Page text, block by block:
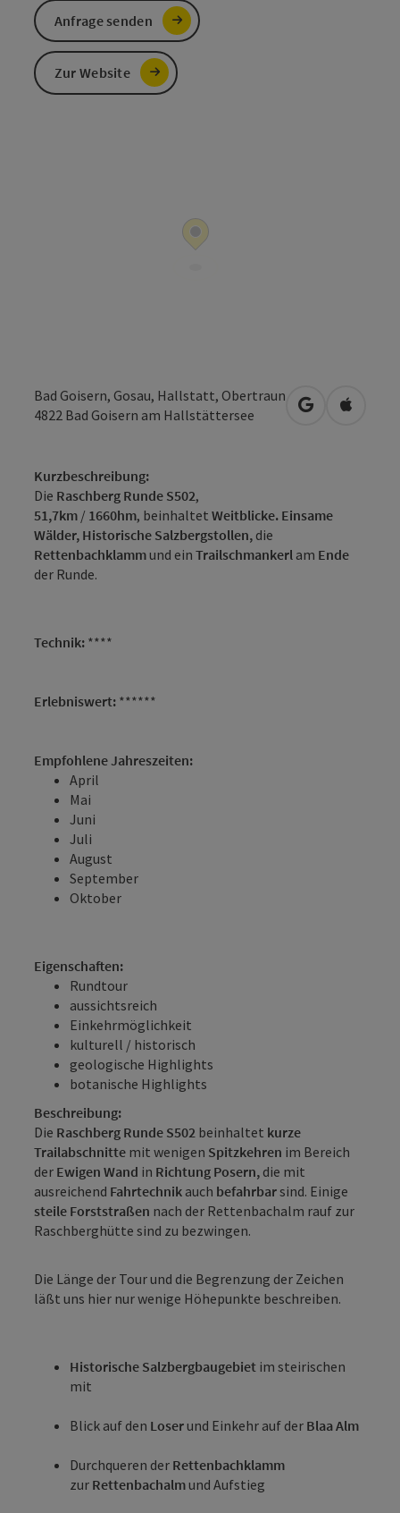
Bad Goisern, Gosau, Hallstatt, Obertraun
4822 Bad Goisern am Hallstättersee in Google
in
Kurzbeschreibung:
Die Raschberg Runde S502,
51,7km / 1660hm, beinhaltet Weitblicke. Einsame
Wälder, Historische Salzbergstollen, die
Rettenbachklammund ein Trailschmankerl am Ende
der Runde.
Technik: ****
Erlebniswert: ******
Empfohlene Jahreszeiten:
April
Mai
Juni
Juli
August
September
Oktober
Eigenschaften:
Rundtour
aussichtsreich
Einkehrmöglichkeit
kulturell / historisch
geologische Highlights
botanische Highlights
Beschreibung:
Die Raschberg Runde S502 beinhaltet kurze
Trailabschnitte mit wenigen Spitzkehren im Bereich
der Ewigen Wand in Richtung Posern, die mit
ausreichend Fahrtechnik auch befahrbarsind. Einige
steile Forststraßen nach der Rettenbachalm rauf zur
Raschberghütte sind zu bezwingen.
Die Länge der Tour und die Begrenzung der Zeichen
läßt uns hier nur wenige Höhepunkte beschreiben.
Historische Salzbergbaugebiet im steirischen
mit
Blick auf den Loserund Einkehr auf der Blaa Alm
Durchqueren der Rettenbachklamm
zur Rettenbachalmund Aufstieg
Anfrage senden
Zur Website